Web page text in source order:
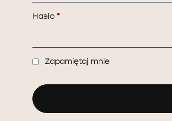
Hasło *
Zapamiętaj mnie